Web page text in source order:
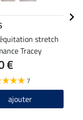
stretch
Tracey
€
7
ajouter